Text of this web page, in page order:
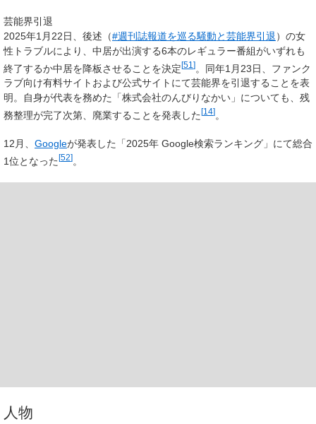
芸能界引退
2025年1月22日、後述（#週刊誌報道を巡る騒動と芸能界引退）の女
性トラブルにより、中居が出演する6本のレギュラー番組がいずれも
終了するか中居を降板させることを決定[51 ]。同年1月23日、ファンク
ラブ向け有料サイトおよび公式サイトにて芸能界を引退することを表
明。自身が代表を務めた「株式会社のんびりなかい」についても、残
務整理が完了次第、廃業することを発表した [14] 。
12月、 Googleが発表した「2025年 Google検索ランキング」にて総合
1位となった[52]。
人物